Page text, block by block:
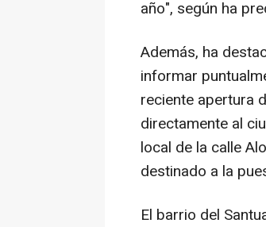
año", según ha
Además, ha
informar
reciente apertura
directamente al
local de la calle
destinado a la
El barrio del